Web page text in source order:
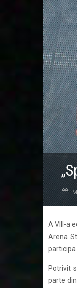
A VIII-a
Arena
participa
Potrivit
parte